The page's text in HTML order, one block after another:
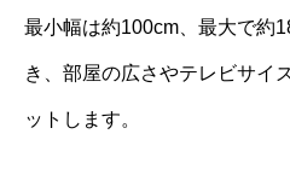
最小幅は約100cm、最大で約
き、部屋の広さやテレビサイ
ットします。